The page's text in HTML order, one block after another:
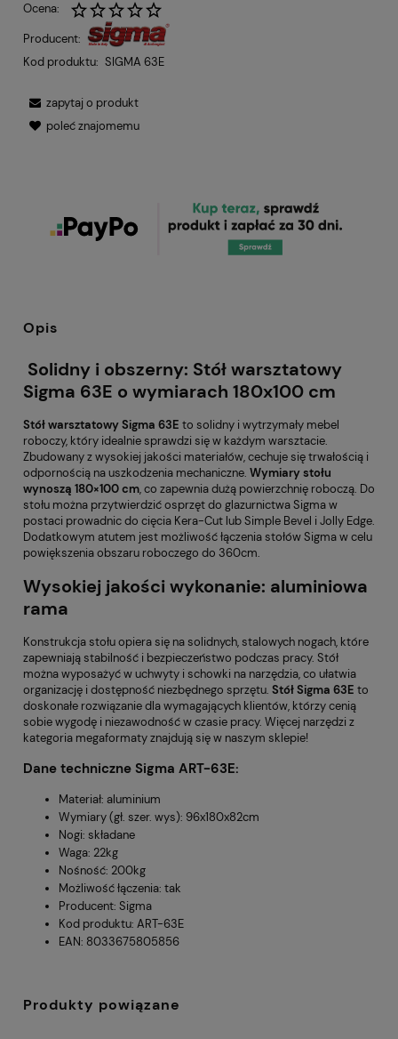
Ocena:
Producent:
Kod produktu: SIGMA 63E
zapytaj o produkt
poleć znajomemu
Opis
Solidny i obszerny: Stół warsztatowy
Sigma 63E o wymiarach 180x100 cm
Stół warsztatowy Sigma 63E to solidny i wytrzymały mebel
roboczy, który idealnie sprawdzi się w każdym warsztacie.
Zbudowany z wysokiej jakości materiałów, cechuje się trwałością i
odpornością na uszkodzenia mechaniczne. Wymiary stołu
wynoszą 180×100 cm, co zapewnia dużą powierzchnię roboczą. Do
stołu można przytwierdzić osprzęt do glazurnictwa Sigma w
postaci prowadnic do cięcia Kera-Cut lub Simple Bevel i Jolly Edge.
Dodatkowym atutem jest możliwość łączenia stołów Sigma w celu
powiększenia obszaru roboczego do 360cm.
Wysokiej jakości wykonanie: aluminiowa
rama
Konstrukcja stołu opiera się na solidnych, stalowych nogach, które
zapewniają stabilność i bezpieczeństwo podczas pracy. Stół
można wyposażyć w uchwyty i schowki na narzędzia, co ułatwia
organizację i dostępność niezbędnego sprzętu. Stół Sigma 63E to
doskonałe rozwiązanie dla wymagających klientów, którzy cenią
sobie wygodę i niezawodność w czasie pracy. Więcej narzędzi z
kategoria megaformatyznajdują się w naszym sklepie!
Dane techniczne Sigma ART-63E:
Materiał: aluminium
Wymiary (gł. szer. wys): 96x180x82cm
Nogi: składane
Waga: 22kg
Nośność: 200kg
Możliwość łączenia: tak
Producent: Sigma
Kod produktu: ART-63E
EAN: 8033675805856
Produkty powiązane